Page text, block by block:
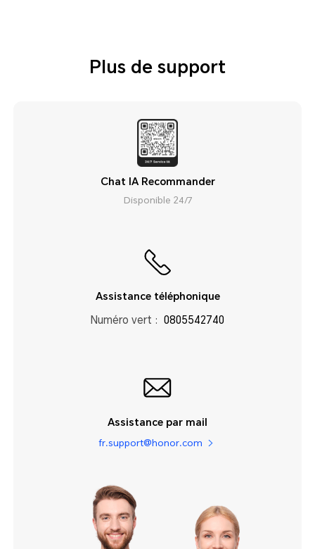
Plus de support
Chat IA Recommander
Disponible 24/7
Assistance téléphonique
Numéro vert : 0805542740
Assistance par mail
fr.support@honor.com